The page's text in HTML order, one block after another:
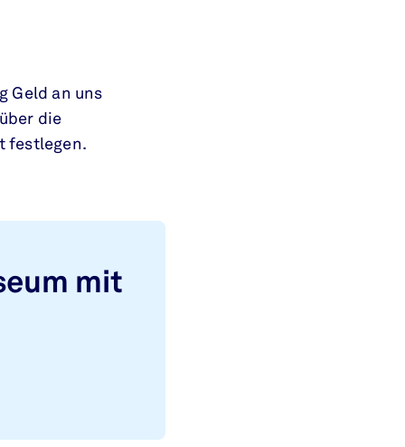
Geld an uns
die
festlegen.
mit